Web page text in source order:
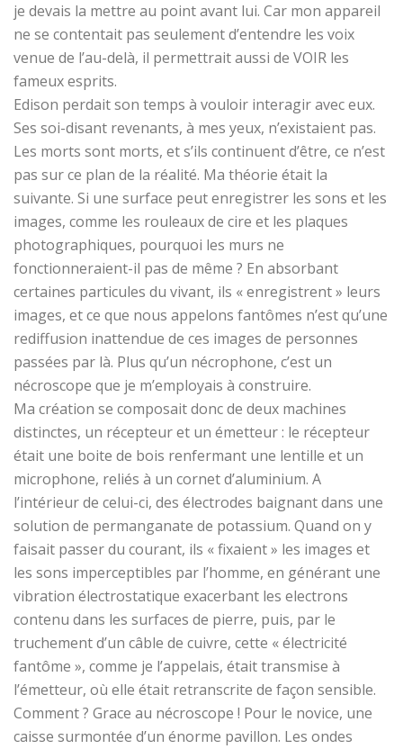
je devais la mettre au point avant lui. Car mon appareil
ne se contentait pas seulement d’entendre les voix
venue de l’au-delà, il permettrait aussi de VOIR les
fameux esprits.
Edison perdait son temps à vouloir interagir avec eux.
Ses soi-disant revenants, à mes yeux, n’existaient pas.
Les morts sont morts, et s’ils continuent d’être, ce n’est
pas sur ce plan de la réalité. Ma théorie était la
suivante. Si une surface peut enregistrer les sons et les
images, comme les rouleaux de cire et les plaques
photographiques, pourquoi les murs ne
fonctionneraient-il pas de même ? En absorbant
certaines particules du vivant, ils « enregistrent » leurs
images, et ce que nous appelons fantômes n’est qu’une
rediffusion inattendue de ces images de personnes
passées par là. Plus qu’un nécrophone, c’est un
nécroscope que je m’employais à construire.
Ma création se composait donc de deux machines
distinctes, un récepteur et un émetteur : le récepteur
était une boite de bois renfermant une lentille et un
microphone, reliés à un cornet d’aluminium. A
l’intérieur de celui-ci, des électrodes baignant dans une
solution de permanganate de potassium. Quand on y
faisait passer du courant, ils « fixaient » les images et
les sons imperceptibles par l’homme, en générant une
vibration électrostatique exacerbant les electrons
contenu dans les surfaces de pierre, puis, par le
truchement d’un câble de cuivre, cette « électricité
fantôme », comme je l’appelais, était transmise à
l’émetteur, où elle était retranscrite de façon sensible.
Comment ? Grace au nécroscope ! Pour le novice, une
caisse surmontée d’un énorme pavillon. Les ondes